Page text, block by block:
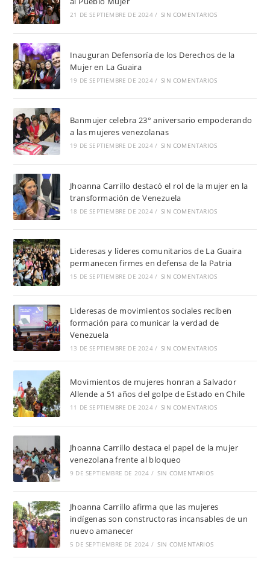
21 DE SEPTIEMBRE DE 2024 / SIN COMENTARIOS
Inauguran Defensoría de los Derechos de la
Mujer en La Guaira
19 DE SEPTIEMBRE DE 2024 / SIN COMENTARIOS
Banmujer celebra 23° aniversario empoderando
a las mujeres venezolanas
19 DE SEPTIEMBRE DE 2024 / SIN COMENTARIOS
Jhoanna Carrillo destacó el rol de la mujer en la
transformación de Venezuela
18 DE SEPTIEMBRE DE 2024 / SIN COMENTARIOS
Lideresas y líderes comunitarios de La Guaira
permanecen firmes en defensa de la Patria
15 DE SEPTIEMBRE DE 2024 / SIN COMENTARIOS
Lideresas de movimientos sociales reciben
formación para comunicar la verdad de
Venezuela
13 DE SEPTIEMBRE DE 2024 / SIN COMENTARIOS
Movimientos de mujeres honran a Salvador
Allende a 51 años del golpe de Estado en Chile
11 DE SEPTIEMBRE DE 2024 / SIN COMENTARIOS
Jhoanna Carrillo destaca el papel de la mujer
venezolana frente al bloqueo
9 DE SEPTIEMBRE DE 2024 / SIN COMENTARIOS
Jhoanna Carrillo afirma que las mujeres
indígenas son constructoras incansables de un
nuevo amanecer
5 DE SEPTIEMBRE DE 2024 / SIN COMENTARIOS